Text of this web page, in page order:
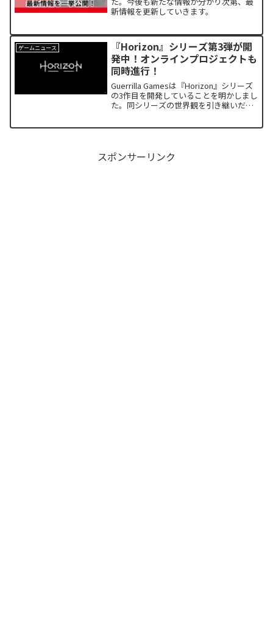
新情報を更新していきます。
ゲームニュース
『Horizon』シリーズ第3弾が開
発中！オンラインプロジェクトも
同時進行！
Guerrilla Gamesは『Horizon』シリーズ
の3作目を開発していることを明かしまし
た。同シリーズの世界観を引き継いだオ
スポンサーリンク